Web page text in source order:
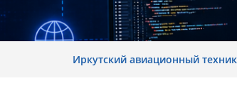
Иркутский авиационный